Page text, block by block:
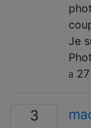
Je
27
3